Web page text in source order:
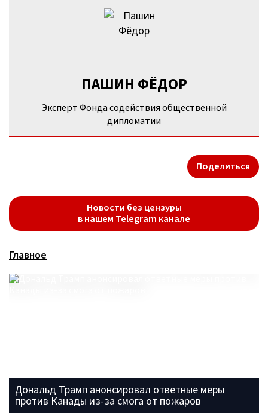
ПАШИН ФЁДОР
Эксперт Фонда содействия общественной
дипломатии
Поделиться
Новости без цензуры
в нашем Telegram канале
Главное
Дональд Трамп анонсировал ответные меры
против Канады из-за смога от пожаров